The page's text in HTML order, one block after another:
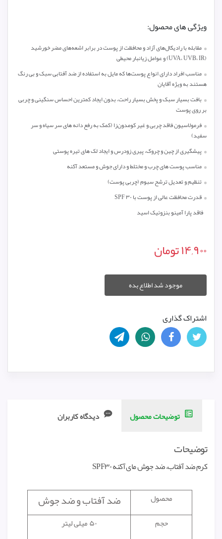
ویژگی های محصول:
مقابله با رادیکال‌های آزاد و محافظت از پوست در برابر اشعه‌های مضر خورشید
(UVA، UVB، IR) و عوامل زیانبار محیطی
مناسب افراد دارای انواع پوست‌ها که مایل به استفاده از ضد آفتابی سبک و بی رنگ
هستند به ویژه آقایان
بافت بسیار سبک و پخش بسیار راحت، بدون ایجاد کمترین احساس سنگینی و چربی
بر روی پوست
فرمولاسیون فاقد چربی و غیر کومدون‌زا (کمک به رفع دانه های سر سیاه و سر
سفید)
پیشگیری از چین و چروک، پیری زودرس و ایجاد لک های تیره پوستی
مناسب پوست های چرب و مختلط و دارای جوش و مستعد آکنه
تنظیم و تعدیل ترشح سبوم (چربی پوست)
قدرت محافظت عالی از پوست با SPF ۳۰
فاقد پارا آمینو بنزوئیک اسید
۱۴,۹۰۰تومان
موجود شد اطلاع بده
اشتراک گذاری
توضیحات محصول دیدگاه کاربران
توضیحات
کرم ضد آفتاب، ضد جوش مای آکنه SPF۳۰
محصول ضد آفتاب و ضد جوش
حجم
۵۰ میلی لیتر